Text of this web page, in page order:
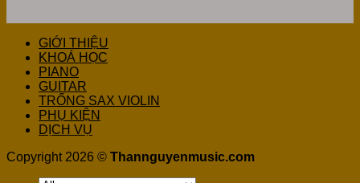
GIỚI THIỆU
KHOÁ HỌC
PIANO
GUITAR
TRỐNG SAX VIOLIN
PHỤ KIỆN
DỊCH VỤ
Copyright 2026 © Thannguyenmusic.com